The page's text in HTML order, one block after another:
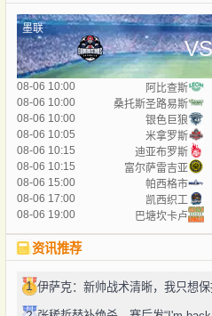
墨联
VS
08-06 10:00 阿比查斯
08-06 10:00
桑托斯圣路易斯
08-06 10:00
银色巨狼
08-06 10:05
米拿罗斯
08-06 10:15
迪亚布罗斯
08-06 10:15
富尔萨雷吉亚
08-06 15:00
帕西格市
08-06 17:00
凯西织工
08-06 19:00
巴塘坎卡卢
资讯推荐
1 伊萨克：新帅战术清晰，我只想